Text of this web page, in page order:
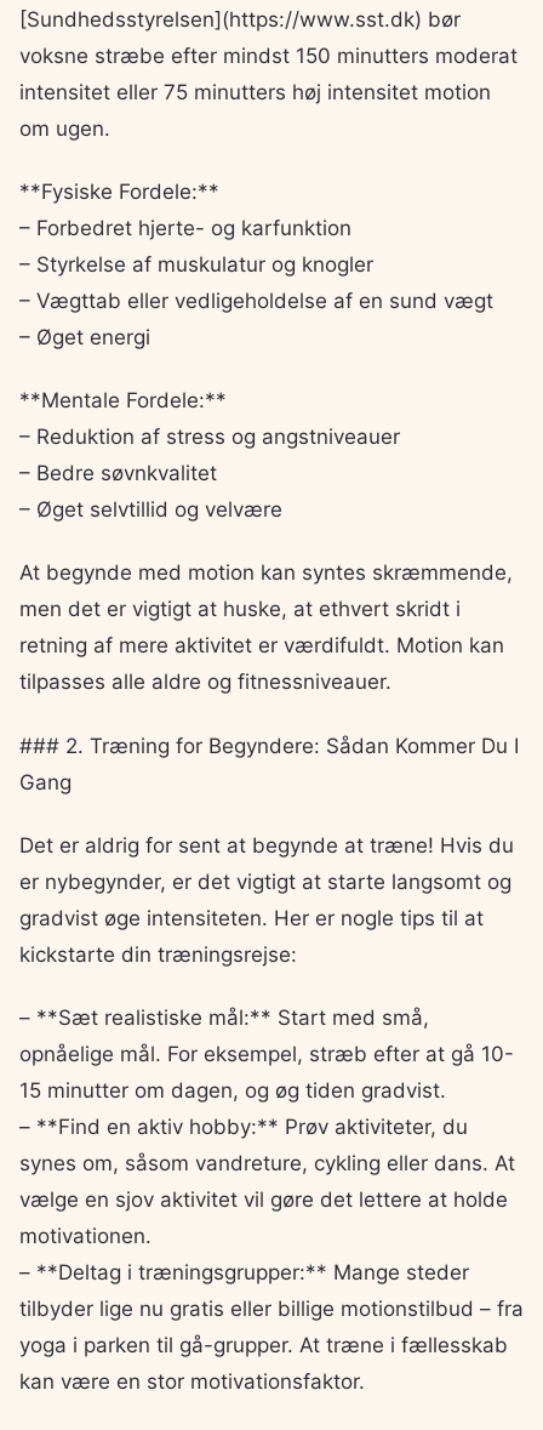
[Sundhedsstyrelsen](https://www.sst.dk) bør
voksne stræbe efter mindst 150 minutters moderat
intensitet eller 75 minutters høj intensitet motion
om ugen.
**Fysiske Fordele:**
– Forbedret hjerte- og karfunktion
– Styrkelse af muskulatur og knogler
– Vægttab eller vedligeholdelse af en sund vægt
– Øget energi
**Mentale Fordele:**
– Reduktion af stress og angstniveauer
– Bedre søvnkvalitet
– Øget selvtillid og velvære
At begynde med motion kan syntes skræmmende,
men det er vigtigt at huske, at ethvert skridt i
retning af mere aktivitet er værdifuldt. Motion kan
tilpasses alle aldre og fitnessniveauer.
### 2. Træning for Begyndere: Sådan Kommer Du I
Gang
Det er aldrig for sent at begynde at træne! Hvis du
er nybegynder, er det vigtigt at starte langsomt og
gradvist øge intensiteten. Her er nogle tips til at
kickstarte din træningsrejse:
– **Sæt realistiske mål:** Start med små,
opnåelige mål. For eksempel, stræb efter at gå 10-
15 minutter om dagen, og øg tiden gradvist.
– **Find en aktiv hobby:** Prøv aktiviteter, du
synes om, såsom vandreture, cykling eller dans. At
vælge en sjov aktivitet vil gøre det lettere at holde
motivationen.
– **Deltag i træningsgrupper:** Mange steder
tilbyder lige nu gratis eller billige motionstilbud – fra
yoga i parken til gå-grupper. At træne i fællesskab
kan være en stor motivationsfaktor.